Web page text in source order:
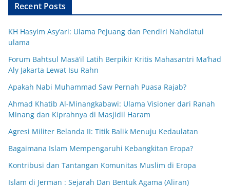
Recent Posts
KH Hasyim Asy’ari: Ulama Pejuang dan Pendiri Nahdlatul
ulama
Forum Bahtsul Masā’il Latih Berpikir Kritis Mahasantri Ma’had
Aly Jakarta Lewat Isu Rahn
Apakah Nabi Muhammad Saw Pernah Puasa Rajab?
Ahmad Khatib Al-Minangkabawi: Ulama Visioner dari Ranah
Minang dan Kiprahnya di Masjidil Haram
Agresi Militer Belanda II: Titik Balik Menuju Kedaulatan
Bagaimana Islam Mempengaruhi Kebangkitan Eropa?
Kontribusi dan Tantangan Komunitas Muslim di Eropa
Islam di Jerman : Sejarah Dan Bentuk Agama (Aliran)